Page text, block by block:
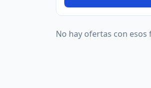
No hay ofertas con esos